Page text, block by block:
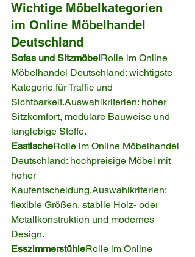
Wichtige Möbelkategorien
im Online Möbelhandel
Deutschland
Sofas und SitzmöbelRolle im Online
Möbelhandel Deutschland: wichtigste
Kategorie für Traffic und
Sichtbarkeit.Auswahlkriterien: hoher
Sitzkomfort, modulare Bauweise und
langlebige Stoffe.
EsstischeRolle im Online Möbelhandel
Deutschland: hochpreisige Möbel mit
hoher
Kaufentscheidung.Auswahlkriterien:
flexible Größen, stabile Holz- oder
Metallkonstruktion und modernes
Design.
EsszimmerstühleRolle im Online